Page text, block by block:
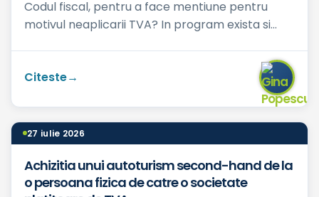
Codul fiscal, pentru a face mentiune pentru
motivul neaplicarii TVA? In program exista si
Citeste
27 iulie 2026
Achizitia unui autoturism second-hand de la
o persoana fizica de catre o societate